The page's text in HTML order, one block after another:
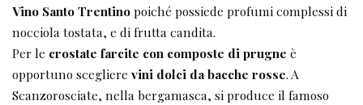
Vino Santo Trentinopoiché possiede profumi complessi di
nocciola tostata, e di frutta candita.
Per le crostate farcite con composte di prugne è
opportuno scegliere vini dolci da bacche rosse. A
Scanzorosciate, nella bergamasca, si produce il famoso